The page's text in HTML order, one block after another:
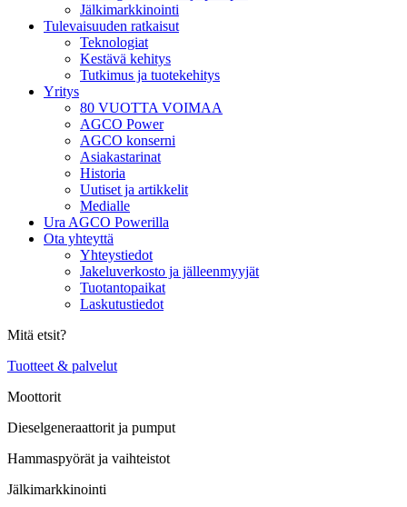
Jälkimarkkinointi
Tulevaisuuden ratkaisut
Teknologiat
Kestävä kehitys
Tutkimus ja tuotekehitys
Yritys
80 VUOTTA VOIMAA
AGCO Power
AGCO konserni
Asiakastarinat
Historia
Uutiset ja artikkelit
Medialle
Ura AGCO Powerilla
Ota yhteyttä
Yhteystiedot
Jakeluverkosto ja jälleenmyyjät
Tuotantopaikat
Laskutustiedot
Mitä etsit?
Tuotteet & palvelut
Moottorit
Dieselgeneraattorit ja pumput
Hammaspyörät ja vaihteistot
Jälkimarkkinointi